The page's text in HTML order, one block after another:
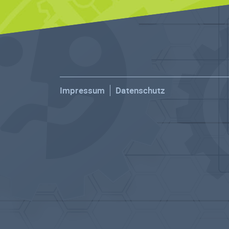
Impressum Datenschutz